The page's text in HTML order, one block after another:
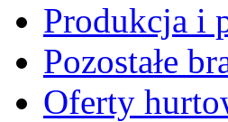
Produkcja i
Pozostałe
Oferty